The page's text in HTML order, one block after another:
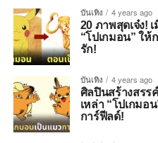
บันเทิง 4 years ago
20 ภาพสุดเจ๋ง!
“โปเกมอน” ใ
รัก!
บันเทิง 4 years ago
ศิลปินสร้างสรร
เหล่า “โปเกมอ
การ์ฟีลด์!